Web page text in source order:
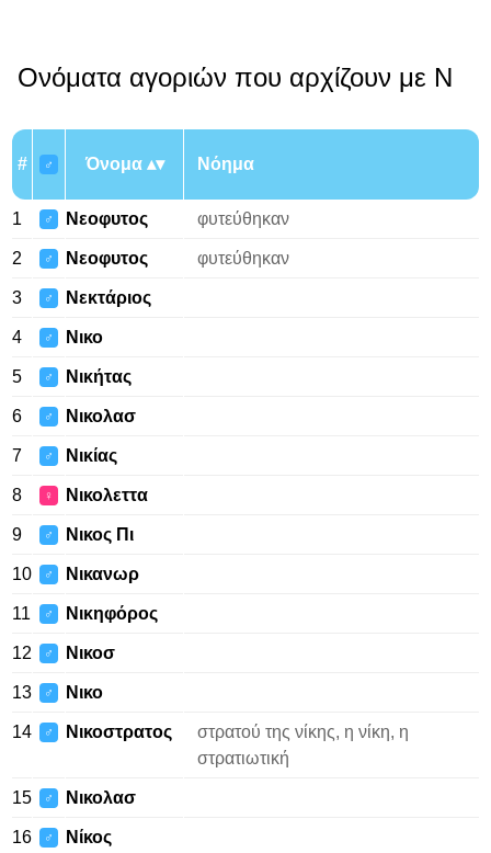
Ονόματα αγοριών που αρχίζουν με Ν
# ♂ Όνομα Νόημα
1 ♂ Νεοφυτος φυτεύθηκαν
2 ♂ Νεοφυτος φυτεύθηκαν
3 ♂ Νεκτάριος
4 ♂ Νικο
5 ♂ Νικήτας
6 ♂ Νικολασ
7 ♂ Νικίας
8 ♀ Νικολεττα
9 ♂ Νικος Πι
10 ♂ Νικανωρ
11 ♂ Νικηφόρος
12 ♂ Νικοσ
13 ♂ Νικο
14 ♂ Νικοστρατος
στρατού της νίκης, η νίκη, η
στρατιωτική
15 ♂ Νικολασ
16 ♂
Νίκος